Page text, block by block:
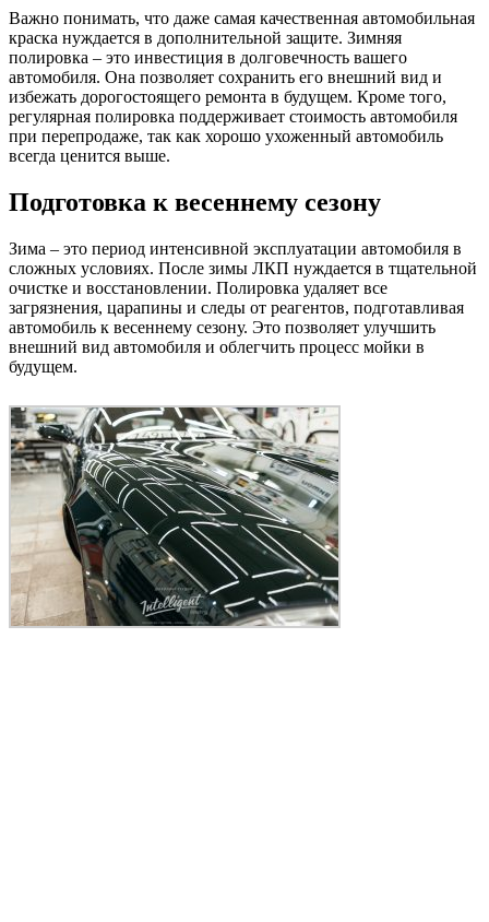
Важно понимать, что даже самая качественная автомобильная
краска нуждается в дополнительной защите. Зимняя
полировка – это инвестиция в долговечность вашего
автомобиля. Она позволяет сохранить его внешний вид и
избежать дорогостоящего ремонта в будущем. Кроме того,
регулярная полировка поддерживает стоимость автомобиля
при перепродаже, так как хорошо ухоженный автомобиль
всегда ценится выше.
Подготовка к весеннему сезону
Зима – это период интенсивной эксплуатации автомобиля в
сложных условиях. После зимы ЛКП нуждается в тщательной
очистке и восстановлении. Полировка удаляет все
загрязнения, царапины и следы от реагентов, подготавливая
автомобиль к весеннему сезону. Это позволяет улучшить
внешний вид автомобиля и облегчить процесс мойки в
будущем.